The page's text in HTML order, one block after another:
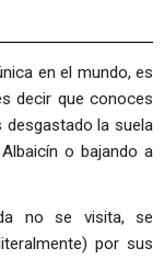
en el mundo, es
decir que conoces
la suela
o bajando a
no se visita, se
por sus